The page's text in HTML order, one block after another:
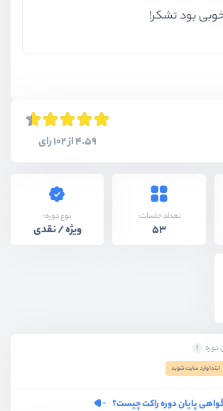
بود تشکر!
4.59 از 102 رای
تعداد جلسات:
53
نوع دوره:
ویژه / نقدی
دوره
ابتدا وارد سایت شوید
پایان دوره راکت چیست؟